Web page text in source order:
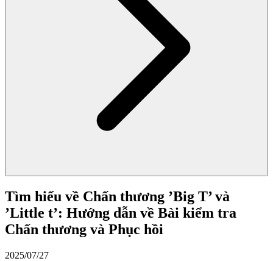
Tìm hiểu về Chấn thương ’Big T’ và
’Little t’: Hướng dẫn về Bài kiểm tra
Chấn thương và Phục hồi
2025/07/27